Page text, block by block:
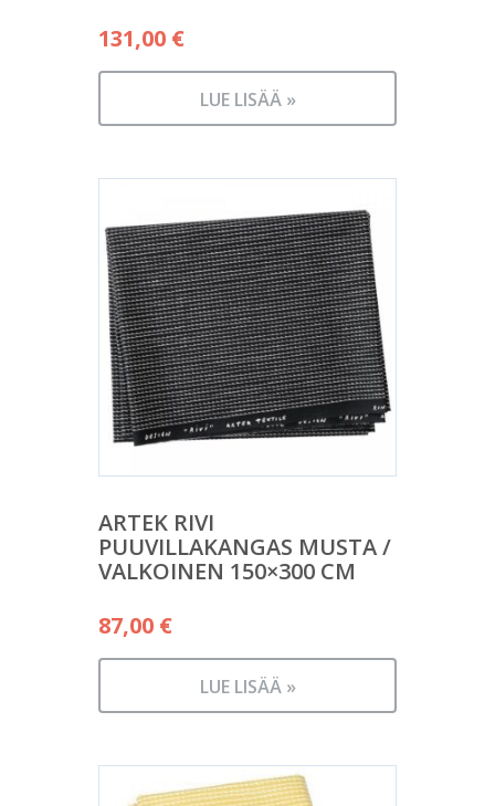
131,00 €
LUE LISÄÄ »
ARTEK RIVI
PUUVILLAKANGAS MUSTA /
VALKOINEN 150×300 CM
87,00 €
LUE LISÄÄ »